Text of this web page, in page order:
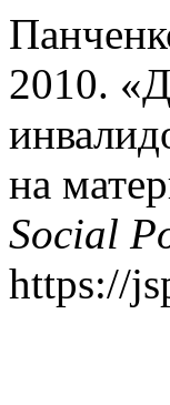
2010.
на
Social
https://